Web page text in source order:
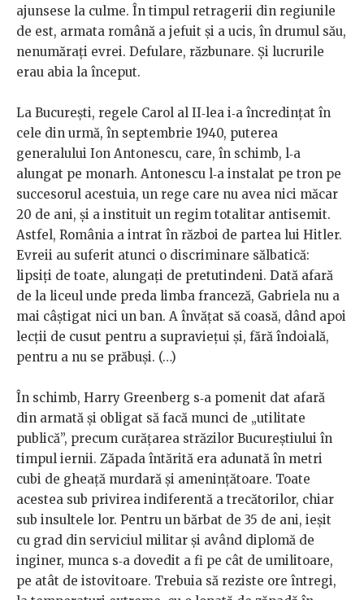
ajunsese la culme. În timpul retragerii din regiunile
de est, armata română a jefuit și a ucis, în drumul său,
nenumărați evrei. Defulare, răzbunare. Și lucrurile
erau abia la început.
La București, regele Carol al II‑lea i‑a încredințat în
cele din urmă, în septembrie 1940, puterea
generalului Ion Antonescu, care, în schimb, l‑a
alungat pe monarh. Antonescu l‑a instalat pe tron pe
succesorul acestuia, un rege care nu avea nici măcar
20 de ani, și a instituit un regim totalitar antisemit.
Astfel, România a intrat în război de partea lui Hitler.
Evreii au suferit atunci o discriminare sălbatică:
lipsiți de toate, alungați de pretutindeni. Dată afară
de la liceul unde preda limba franceză, Gabriela nu a
mai câștigat nici un ban. A învățat să coasă, dând apoi
lecții de cusut pentru a supraviețui și, fără îndoială,
pentru a nu se prăbuși. (…)
În schimb, Harry Greenberg s‑a pomenit dat afară
din armată și obligat să facă munci de „utilitate
publică”, precum curățarea străzilor Bucureștiului în
timpul iernii. Zăpada întărită era adunată în metri
cubi de gheață murdară și amenințătoare. Toate
acestea sub privirea indiferentă a trecătorilor, chiar
sub insultele lor. Pentru un bărbat de 35 de ani, ieșit
cu grad din serviciul militar și având diplomă de
inginer, munca s‑a dovedit a fi pe cât de umilitoare,
pe atât de istovitoare. Trebuia să reziste ore întregi,